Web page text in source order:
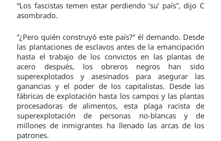
“Los fascistas temen estar perdiendo ‘su’ país”, dijo C
asombrado.
“¿Pero quién construyó este país?” él demando. Desde
las plantaciones de esclavos antes de la emancipación
hasta el trabajo de los convictos en las plantas de
acero después, los obreros negros han sido
superexplotados y asesinados para asegurar las
ganancias y el poder de los capitalistas. Desde las
fábricas de explotación hasta los campos y las plantas
procesadoras de alimentos, esta plaga racista de
superexplotación de personas no-blancas y de
millones de inmigrantes ha llenado las arcas de los
patrones.